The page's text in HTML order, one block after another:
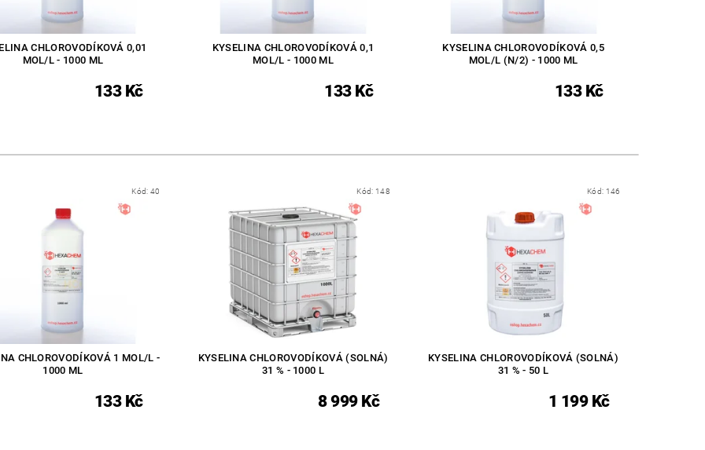
CHLOROVODÍKOVÁ 0,01
MOL/L - 1000 ML
133 Kč
KYSELINA CHLOROVODÍKOVÁ 0,1
MOL/L - 1000 ML
133 Kč
KYSELINA CHLOROVODÍKOVÁ 0,5
MOL/L (N/2) - 1000 ML
133 Kč
Kód: 40
CHLOROVODÍKOVÁ 1 MOL/L -
1000 ML
133 Kč
Kód: 148
KYSELINA CHLOROVODÍKOVÁ (SOLNÁ)
31 % - 1000 L
8 999 Kč
Kód: 146
KYSELINA CHLOROVODÍKOVÁ (SOLNÁ)
31 % - 50 L
1 199 Kč